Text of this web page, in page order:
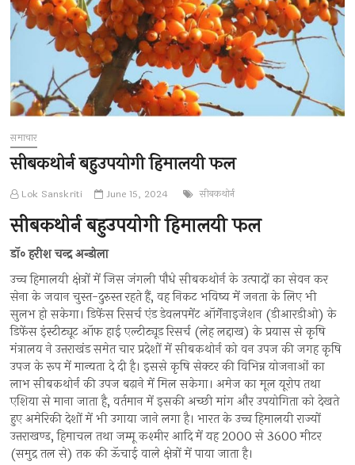
समाचार
सीबकथोर्न बहुउपयोगी हिमालयी फल
Lok Sanskriti June 15, 2024 सीबकथोर्न
सीबकथोर्न बहुउपयोगी हिमालयी फल
डॉ० हरीश चन्द्र अन्डोला
उच्च हिमालयी क्षेत्रों में जिस जंगली पौधे सीबकथोर्न के उत्पादों का सेवन कर
सेना के जवान चुस्त-दुरुस्त रहते हैं, वह निकट भविष्य में जनता के लिए भी
सुलभ हो सकेगा। डिफेंस रिसर्च एंड डेवलपमेंट ऑर्गेनाइजेशन (डीआरडीओ) के
डिफेंस इंस्टीट्यूट ऑफ हाई एल्टीट्यूड रिसर्च (लेह लद्दाख) के प्रयास से कृषि
मंत्रालय ने उत्तराखंड समेत चार प्रदेशों में सीबकथोर्न को वन उपज की जगह कृषि
उपज के रूप में मान्यता दे दी है। इससे कृषि सेक्टर की विभिन्न योजनाओं का
लाभ सीबकथोर्न की उपज बढ़ाने में मिल सकेगा। अमेज का मूल यूरोप तथा
एशिया से माना जाता है, वर्तमान में इसकी अच्छी मांग और उपयोगिता को देखते
हुए अमेरिकी देशों में भी उगाया जाने लगा है। भारत के उच्च हिमालयी राज्यों
उत्तराखण्ड, हिमाचल तथा जम्मू कश्मीर आदि में यह 2000 से 3600 मीटर
(समुद्र तल से) तक की ऊॅचाई वाले क्षेत्रों में पाया जाता है।